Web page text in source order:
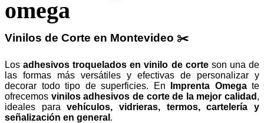
Vinilos de Corte en Montevideo ✂️
Losadhesivos troquelados en vinilo de corteson una de
las formas más versátiles y efectivas de personalizar y
decorar todo tipo de superficies. En
Imprenta Omegate
ofrecemos vinilos adhesivos de corte de la mejor calidad ,
ideales paravehículos, vidrieras, termos, cartelería y
señalización en general .